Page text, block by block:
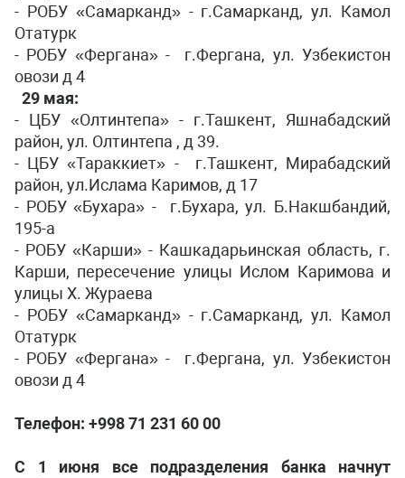
- РОБУ «Самарканд» - г.Самарканд, ул. Камол
Отатурк
- РОБУ «Фергана» - г.Фергана, ул. Узбекистон
овози д 4
29 мая:
- ЦБУ «Олтинтепа» - г.Ташкент, Яшнабадский
район, ул. Олтинтепа , д 39.
- ЦБУ «Тараккиет» - г.Ташкент, Мирабадский
район, ул.Ислама Каримов, д 17
- РОБУ «Бухара» - г.Бухара, ул. Б.Накшбандий,
195-a
- РОБУ «Карши» - Кашкадарьинская область, г.
Карши, пересечение улицы Ислом Каримова и
улицы Х. Жураева
- РОБУ «Самарканд» - г.Самарканд, ул. Камол
Отатурк
- РОБУ «Фергана» - г.Фергана, ул. Узбекистон
овози д 4
Телефон: +998 71 231 60 00
C 1 июня все подразделения банка начнут